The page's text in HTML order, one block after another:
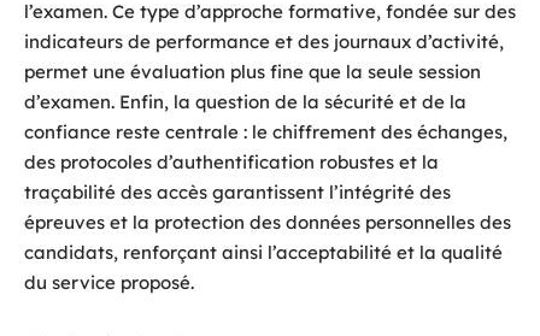
l’examen. Ce type d’approche formative, fondée sur des
indicateurs de performance et des journaux d’activité,
permet une évaluation plus fine que la seule session
d’examen. Enfin, la question de la sécurité et de la
confiance reste centrale : le chiffrement des échanges,
des protocoles d’authentification robustes et la
traçabilité des accès garantissent l’intégrité des
épreuves et la protection des données personnelles des
candidats, renforçant ainsi l’acceptabilité et la qualité
du service proposé.